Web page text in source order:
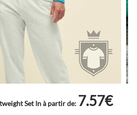
Set In à partir de: 7.57€